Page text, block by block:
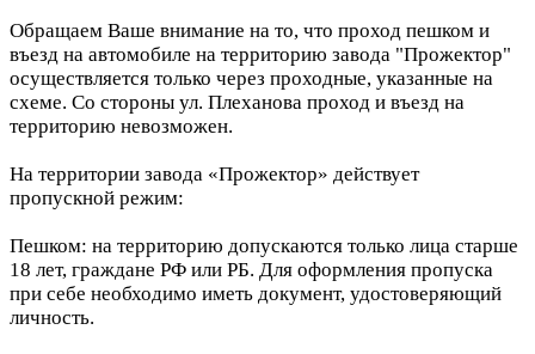
Обращаем Ваше внимание на то, что проход пешком и
въезд на автомобиле на территорию завода "Прожектор"
осуществляется только через проходные, указанные на
схеме. Со стороны ул. Плеханова проход и въезд на
территорию невозможен.
На территории завода «Прожектор» действует
пропускной режим:
Пешком: на территорию допускаются только лица старше
18 лет, граждане РФ или РБ. Для оформления пропуска
при себе необходимо иметь документ, удостоверяющий
личность.